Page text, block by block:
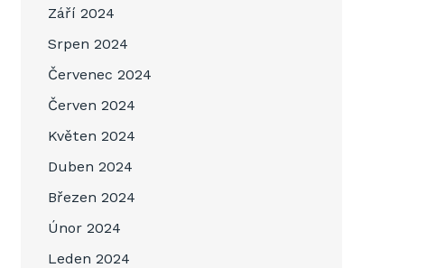
Září 2024
Srpen 2024
Červenec 2024
Červen 2024
Květen 2024
Duben 2024
Březen 2024
Únor 2024
Leden 2024